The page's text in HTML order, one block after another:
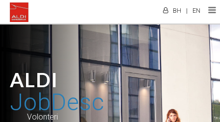
EN
|
BH
ALDI
JobDesc
Volonteri